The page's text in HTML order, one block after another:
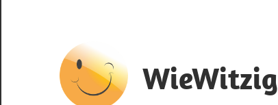
springen
WieWitzig